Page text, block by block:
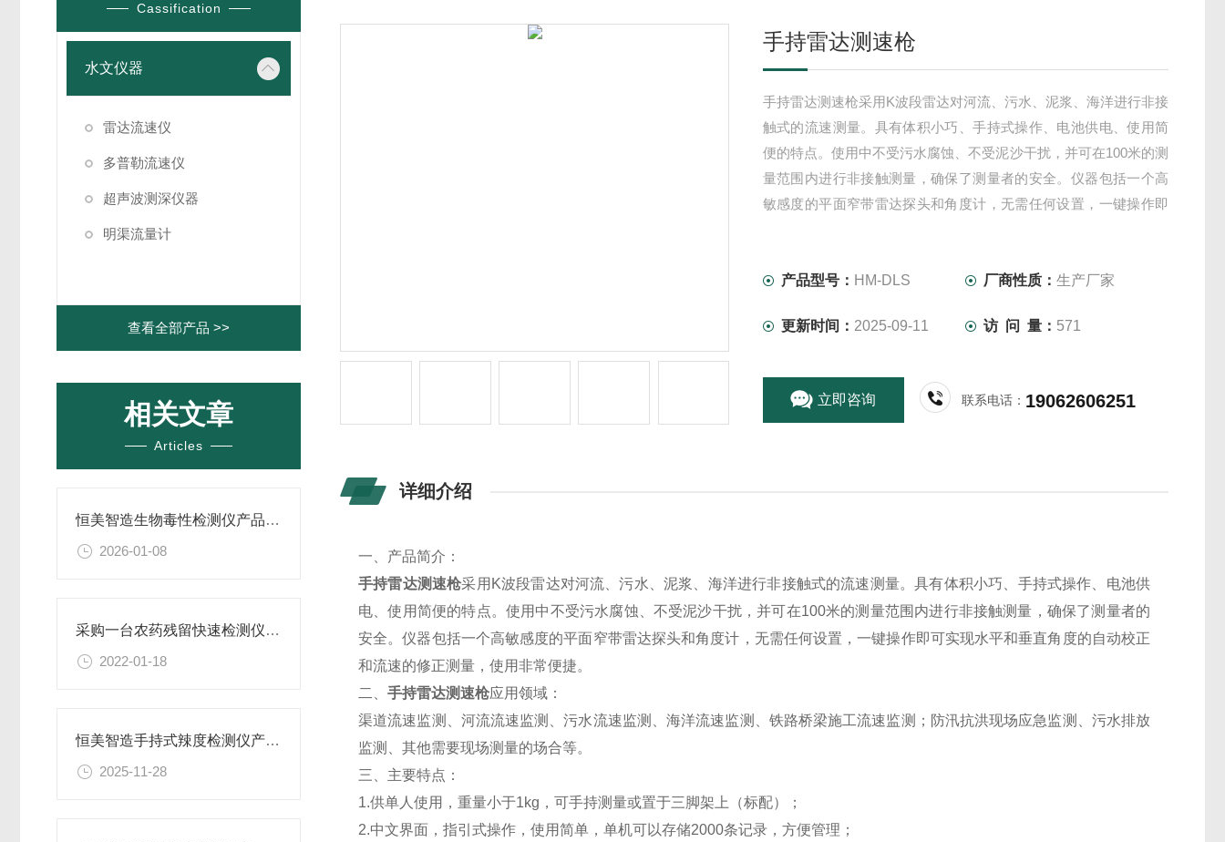
Cassification
水文仪器
雷达流速仪
多普勒流速仪
超声波测深仪器
明渠流量计
查看全部产品 >>
相关文章
Articles
恒美智造生物毒性检测仪产品知识图谱报告书
2026-01-08
采购一台农药残留快速检测仪是多少钱@2022解决生产种植问题
2022-01-18
恒美智造手持式辣度检测仪产品知识图谱报告书
2025-11-28
手持雷达测速枪
手持雷达测速枪采用K波段雷达对河流、污水、泥浆、海洋进行非接
触式的流速测量。具有体积小巧、手持式操作、电池供电、使用简
便的特点。使用中不受污水腐蚀、不受泥沙干扰，并可在100米的测
量范围内进行非接触测量，确保了测量者的安全。仪器包括一个高
敏感度的平面窄带雷达探头和角度计，无需任何设置，一键操作即
产品型号： HM-DLS 厂商性质：生产厂家
更新时间： 2025-09-11 访 问 量： 571
立即咨询 联系电话： 19062606251
详细介绍
一、产品简介：
手持雷达测速枪采用K波段雷达对河流、污水、泥浆、海洋进行非接触式的流速测量。具有体积小巧、手持式操作、电池供
电、使用简便的特点。使用中不受污水腐蚀、不受泥沙干扰，并可在100米的测量范围内进行非接触测量，确保了测量者的
安全。仪器包括一个高敏感度的平面窄带雷达探头和角度计，无需任何设置，一键操作即可实现水平和垂直角度的自动校正
和流速的修正测量，使用非常便捷。
二、手持雷达测速枪应用领域：
渠道流速监测、河流流速监测、污水流速监测、海洋流速监测、铁路桥梁施工流速监测；防汛抗洪现场应急监测、污水排放
监测、其他需要现场测量的场合等。
三、主要特点：
1.供单人使用，重量小于1kg，可手持测量或置于三脚架上（标配）；
2.中文界面，指引式操作，使用简单，单机可以存储2000条记录，方便管理；